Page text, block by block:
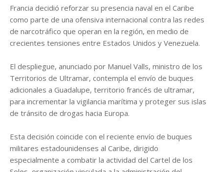
Francia decidió reforzar su presencia naval en el Caribe
como parte de una ofensiva internacional contra las redes
de narcotráfico que operan en la región, en medio de
crecientes tensiones entre Estados Unidos y Venezuela.
El despliegue, anunciado por Manuel Valls, ministro de los
Territorios de Ultramar, contempla el envío de buques
adicionales a Guadalupe, territorio francés de ultramar,
para incrementar la vigilancia marítima y proteger sus islas
de tránsito de drogas hacia Europa.
Esta decisión coincide con el reciente envío de buques
militares estadounidenses al Caribe, dirigido
especialmente a combatir la actividad del Cartel de los